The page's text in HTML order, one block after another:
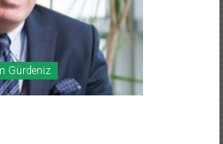
Gürdeniz